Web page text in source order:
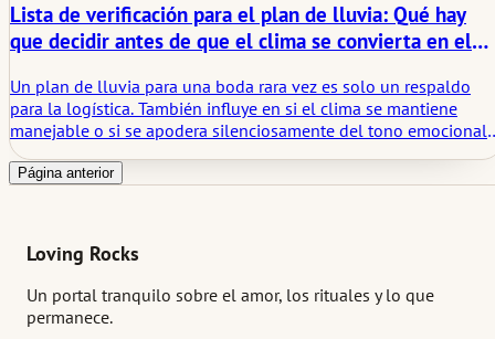
Lista de verificación para el plan de lluvia: Qué hay
que decidir antes de que el clima se convierta en el
Un plan de lluvia para una boda rara vez es solo un respaldo
para la logística. También influye en si el clima se mantiene
manejable o si se apodera silenciosamente del tono emocional
del día. Este artículo analiza lo que debe decidirse con
antelación, para que la lluvia cambie el escenario sin
Página anterior
Loving Rocks
Un portal tranquilo sobre el amor, los rituales y lo que
permanece.